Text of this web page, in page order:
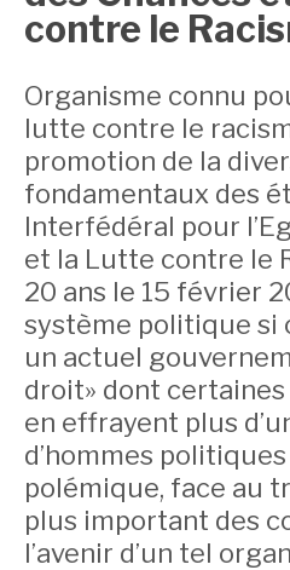
contre le
Organisme connu
lutte contre le
promotion de la
fondamentaux des
Interfédéral pour
et la Lutte contre le
20 ans le 15 février
système politique si
un actuel
droit» dont
en effrayent plus
d’hommes
polémique, face au
plus important des
l’avenir d’un tel